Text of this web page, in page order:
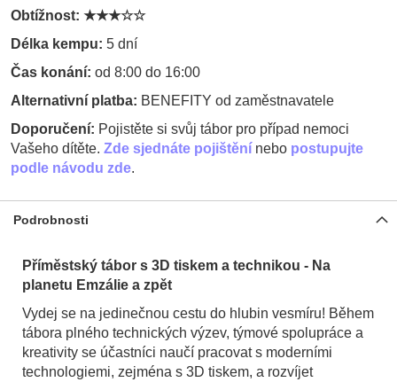
Obtížnost: ★★★☆☆
Délka kempu: 5 dní
Čas konání: od 8:00 do 16:00
Alternativní platba: BENEFITY od zaměstnavatele
Doporučení: Pojistěte si svůj tábor pro případ nemoci
Vašeho dítěte. Zde sjednáte pojištěnínebo postupujte
podle návodu zde.
Podrobnosti
Příměstský tábor s 3D tiskem a technikou - Na
planetu Emzálie a zpět
Vydej se na jedinečnou cestu do hlubin vesmíru! Během
tábora plného technických výzev, týmové spolupráce a
kreativity se účastníci naučí pracovat s moderními
technologiemi, zejména s 3D tiskem, a rozvíjet